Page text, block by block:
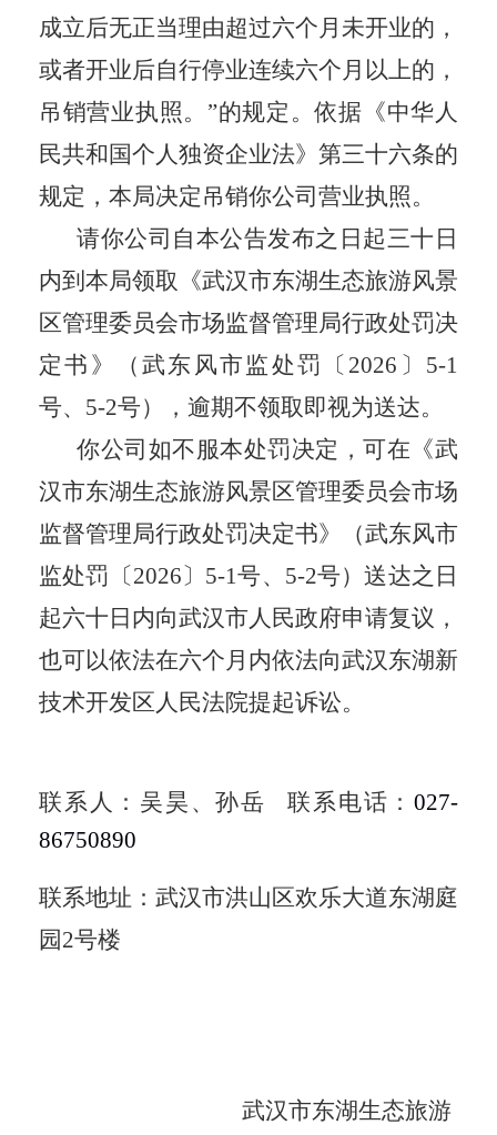
成立后无正当理由超过六个月未开业的，
或者开业后自行停业连续六个月以上的，
吊销营业执照。”的规定。依据《中华人
民共和国个人独资企业法》第三十六条的
规定， 本局决定吊销你公司营业执照。
请你公司自本公告发布之日起三十日
内到本局领取《武汉市东湖生态旅游风景
区管理委员会市场监督管理局行政处罚决
定书》（武东风市监处罚
〔2026〕5-1
号、5-2号），逾期不领取即视为送达。
你公司如不服本处罚决定，可在《武
汉市东湖生态旅游风景区管理委员会市场
监督管理局行政处罚决定书》（武东风市
监处罚 〔2026〕5-1号、5-2号）送达之日
起六十日内向武汉市人民政府申请复议，
也可以依法在六个月内依法向武汉东湖新
技术开发区人民法院提起诉讼。
联系人：吴昊、孙岳 联系电话： 027-
86750890
联系地址：武汉市洪山区欢乐大道东湖庭
园2号楼
武汉市东湖生态旅游